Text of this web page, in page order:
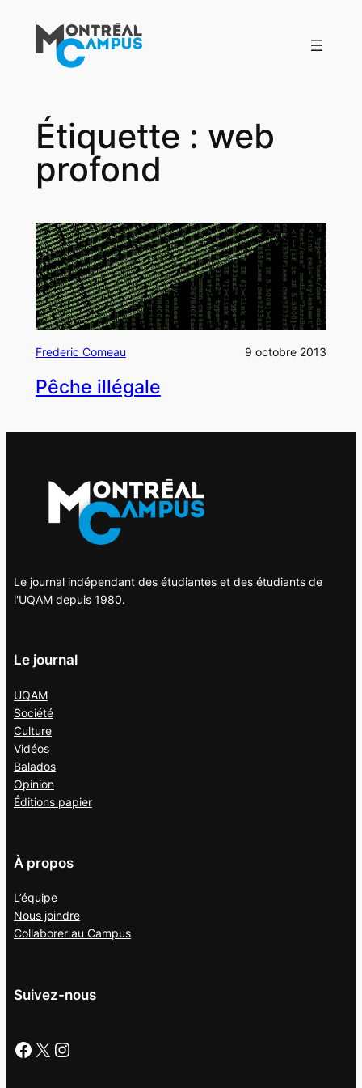
contenu
Étiquette : web
profond
Frederic Comeau 9 octobre 2013
Pêche illégale
Le journal indépendant des étudiantes et des étudiants de
l'UQAM depuis 1980.
Le journal
UQAM
Société
Culture
Vidéos
Balados
Opinion
Éditions papier
À propos
L’équipe
Nous joindre
Collaborer au Campus
Suivez-nous
Facebook X Instagram